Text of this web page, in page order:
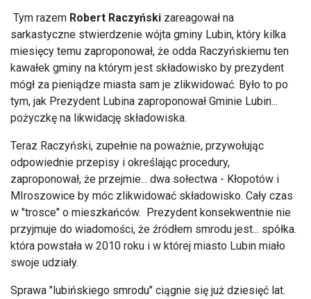
Tym razem Robert Raczyński zareagował na
sarkastyczne stwierdzenie wójta gminy Lubin, który kilka
miesięcy temu zaproponował, że odda Raczyńskiemu ten
kawałek gminy na którym jest składowisko by prezydent
mógł za pieniądze miasta sam je zlikwidować. Było to po
tym, jak Prezydent Lubina zaproponował Gminie Lubin...
pożyczkę na likwidację składowiska.
Teraz Raczyński, zupełnie na poważnie, przywołując
odpowiednie przepisy i określając procedury,
zaproponował, że przejmie... dwa sołectwa - Kłopotów i
MIroszowice by móc zlikwidować składowisko. Cały czas
w "trosce" o mieszkańców. Prezydent konsekwentnie nie
przyjmuje do wiadomości, że źródłem smrodu jest... spółka.
która powstała w 2010 roku i w której miasto Lubin miało
swoje udziały.
Sprawa "lubińskiego smrodu" ciągnie się już dziesięć lat.